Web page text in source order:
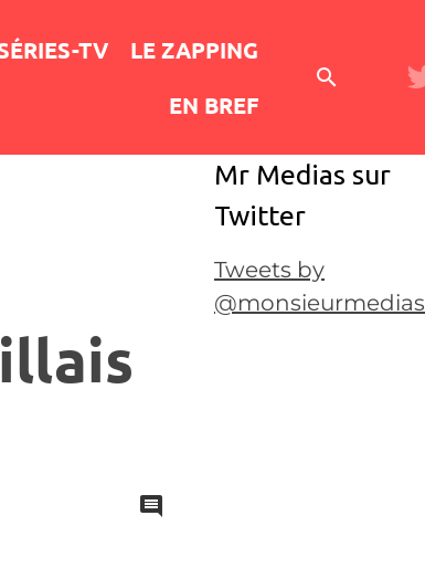
TV
LE ZAPPING
EN BREF
Mr Medias sur
Twitter
Tweets by
@monsieurmedias